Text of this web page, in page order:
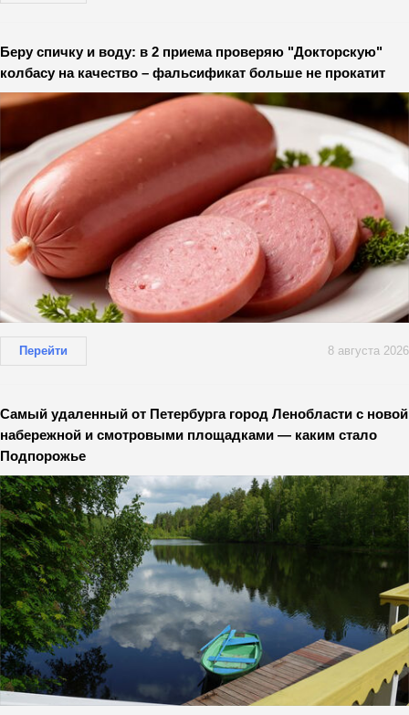
Беру спичку и воду: в 2 приема проверяю "Докторскую"
колбасу на качество – фальсификат больше не прокатит
Перейти 8 августа 2026
Самый удаленный от Петербурга город Ленобласти с новой
набережной и смотровыми площадками — каким стало
Подпорожье